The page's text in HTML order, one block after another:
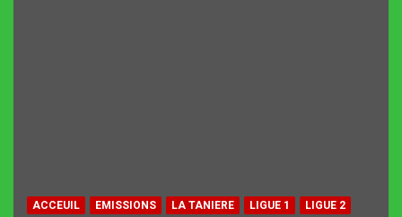
ACCEUIL EMISSIONS LA TANIERE LIGUE 1 LIGUE 2